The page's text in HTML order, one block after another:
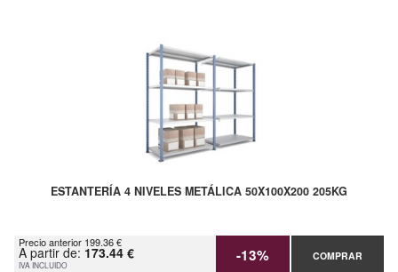
ESTANTERÍA 4 NIVELES METÁLICA 50X100X200 205KG
Precio anterior 199.36 €
A partir de: 173.44 €
IVA INCLUIDO -13% COMPRAR